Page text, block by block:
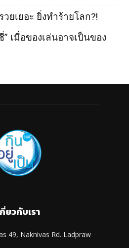
ยเยอะ ยิ่งทำร้ายโลก?!
” เมื่อของเล่นอาจเป็นของ
ยวกับเรา
49, Naknivas Rd. Ladpraw